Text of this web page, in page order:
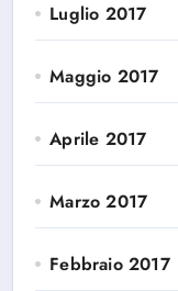
Luglio 2017
Maggio 2017
Aprile 2017
Marzo 2017
Febbraio 2017